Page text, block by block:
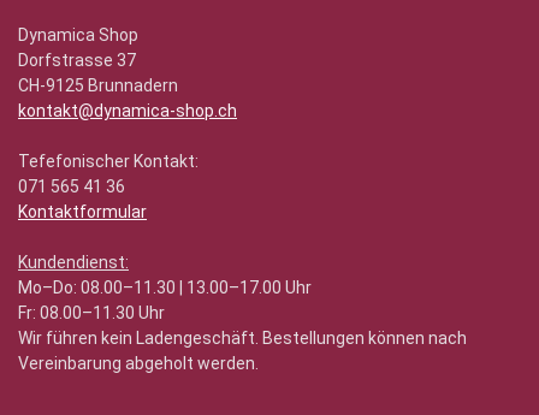
Dynamica Shop
Dorfstrasse 37
CH-9125 Brunnadern
kontakt@dynamica-shop.ch
Tefefonischer Kontakt:
071 565 41 36
Kontaktformular
Kundendienst:
Mo–Do: 08.00–11.30 | 13.00–17.00 Uhr
Fr: 08.00–11.30 Uhr
Wir führen kein Ladengeschäft. Bestellungen können nach
Vereinbarung abgeholt werden.